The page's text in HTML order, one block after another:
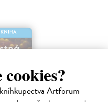
Artforum
KNIHA